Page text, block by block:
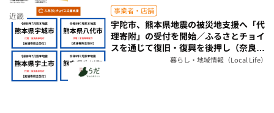
近畿 事業者・店舗
宇陀市、熊本県地震の被災地支援へ「代
理寄附」の受付を開始／ふるさとチョイ
スを通じて復旧・復興を後押し（奈良
暮らし・地域情報（Local Life）